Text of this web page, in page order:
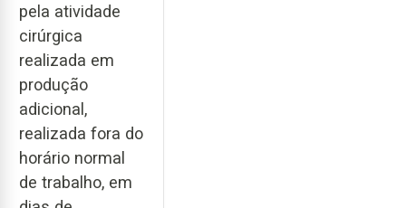
pela atividade
cirúrgica
realizada em
produção
adicional,
realizada fora do
horário normal
de trabalho, em